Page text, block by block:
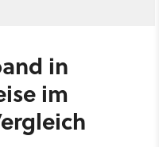
in
im